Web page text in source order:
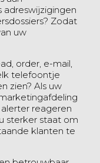
adreswijzigingen
Zodat
uw
order, e-mail,
telefoontje
zien? Als uw
reageren
sterker staat om
klanten te